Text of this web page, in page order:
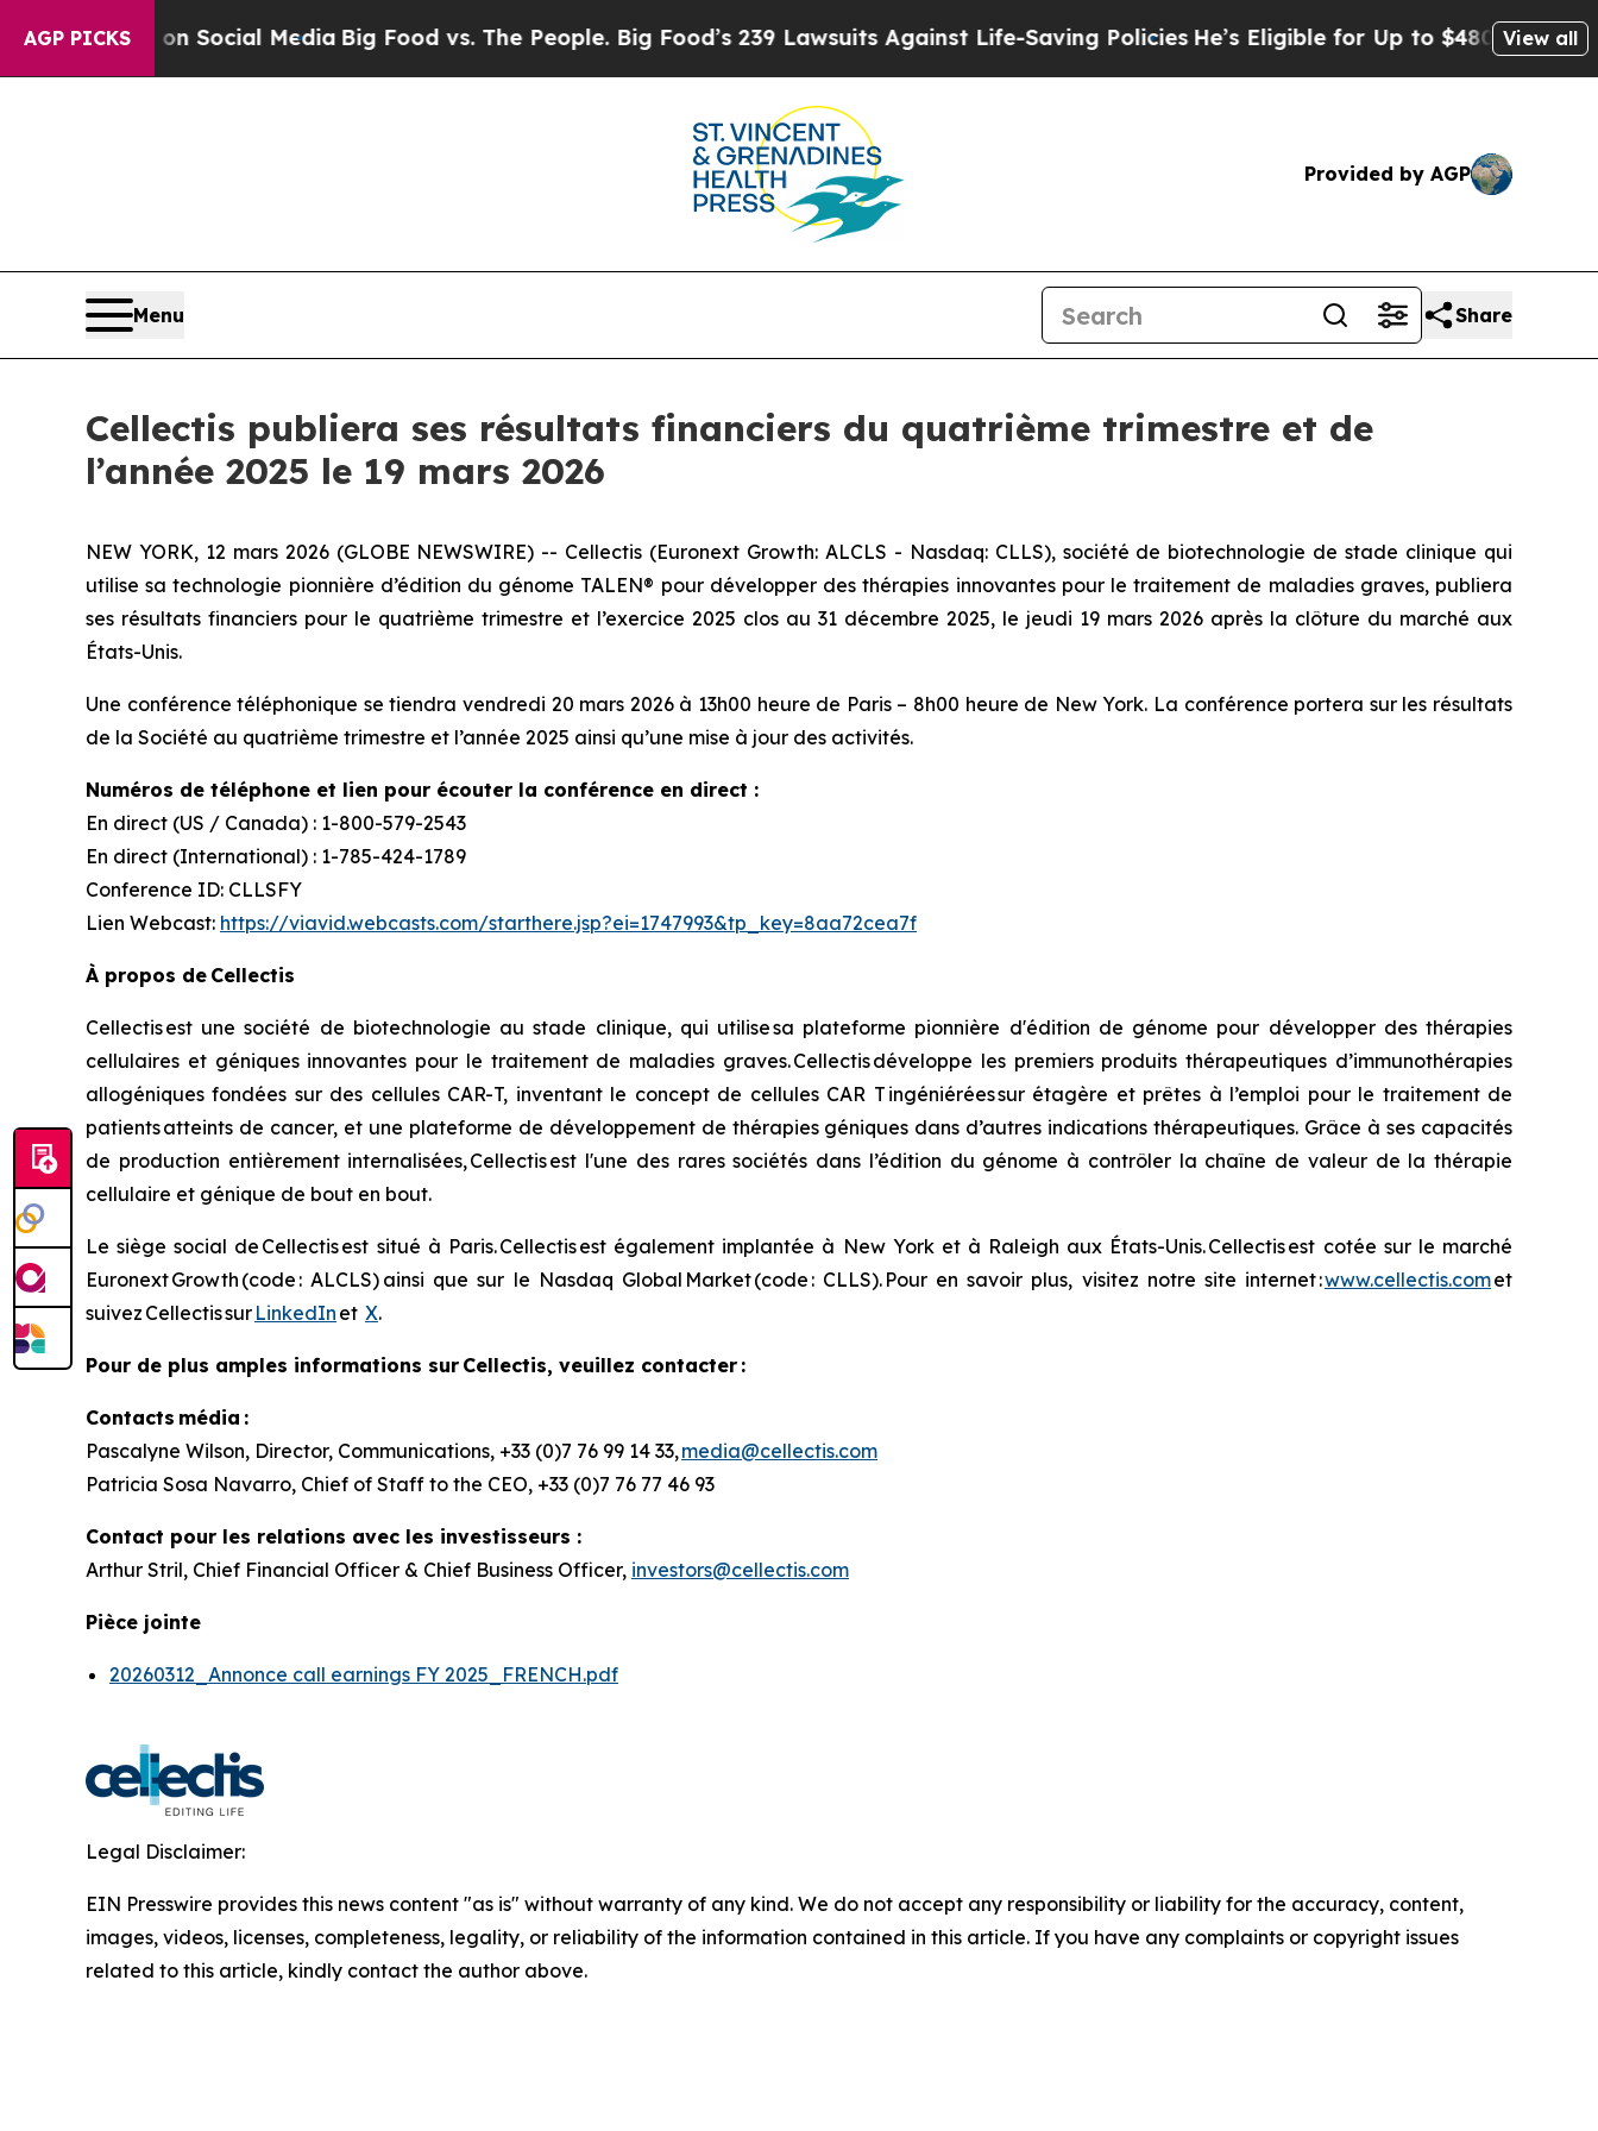
AGP PICKSon Social Media Big Food vs. The People. Big Food’s 239 Lawsuits Against Life-Saving Policies He’s Eligible for Up to $480,000 After
View all
Provided by AGP
Menu Share
Cellectis publiera ses résultats financiers du quatrième trimestre et de
l’année 2025 le 19 mars 2026
NEW YORK, 12 mars 2026 (GLOBE NEWSWIRE) -- Cellectis (Euronext Growth: ALCLS - Nasdaq: CLLS), société de biotechnologie de stade clinique qui
utilise sa technologie pionnière d’édition du génome TALEN® pour développer des thérapies innovantes pour le traitement de maladies graves, publiera
ses résultats financiers pour le quatrième trimestre et l’exercice 2025 clos au 31 décembre 2025, le jeudi 19 mars 2026 après la clôture du marché aux
États-Unis.
Une conférence téléphonique se tiendra vendredi 20 mars 2026 à 13h00 heure de Paris – 8h00 heure de New York. La conférence portera sur les résultats
de la Société au quatrième trimestre et l’année 2025 ainsi qu’une mise à jour des activités.
Numéros de téléphone et lien pour écouter la conférence en direct :
En direct (US / Canada) : 1-800-579-2543
En direct (International) : 1-785-424-1789
Conference ID: CLLSFY
Lien Webcast: https://viavid.webcasts.com/starthere.jsp?ei=1747993&tp_key=8aa72cea7f
À propos de Cellectis
Cellectis est une société de biotechnologie au stade clinique, qui utilise sa plateforme pionnière d'édition de génome pour développer des thérapies
cellulaires et géniques innovantes pour le traitement de maladies graves. Cellectis développe les premiers produits thérapeutiques d’immunothérapies
allogéniques fondées sur des cellules CAR-T, inventant le concept de cellules CAR T ingéniérées sur étagère et prêtes à l’emploi pour le traitement de
patients atteints de cancer, et une plateforme de développement de thérapies géniques dans d’autres indications thérapeutiques. Grâce à ses capacités
de production entièrement internalisées, Cellectis est l'une des rares sociétés dans l’édition du génome à contrôler la chaîne de valeur de la thérapie
cellulaire et génique de bout en bout.
Le siège social de Cellectis est situé à Paris. Cellectis est également implantée à New York et à Raleigh aux États-Unis. Cellectis est cotée sur le marché
Euronext Growth (code : ALCLS) ainsi que sur le Nasdaq Global Market (code : CLLS). Pour en savoir plus, visitez notre site internet :www.cellectis.comet
suivez Cellectis sur LinkedIn et X.
Pour de plus amples informations sur Cellectis, veuillez contacter :
Contacts média :
Pascalyne Wilson, Director, Communications, +33 (0)7 76 99 14 33,media@cellectis.com
Patricia Sosa Navarro, Chief of Staff to the CEO, +33 (0)7 76 77 46 93
Contact pour les relations avec les investisseurs :
Arthur Stril, Chief Financial Officer & Chief Business Officer, investors@cellectis.com
Pièce jointe
20260312_Annonce call earnings FY 2025_FRENCH.pdf
Legal Disclaimer:
EIN Presswire provides this news content "as is" without warranty of any kind. We do not accept any responsibility or liability for the accuracy, content,
images, videos, licenses, completeness, legality, or reliability of the information contained in this article. If you have any complaints or copyright issues
related to this article, kindly contact the author above.